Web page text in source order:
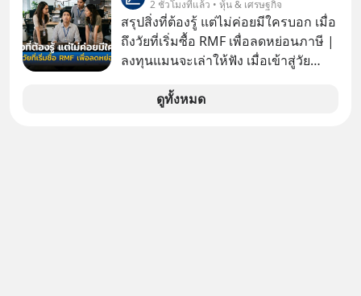
ผลาญทรัพยากรมหาศาล วันนี้เราจะมา
กะเทาะเปลือกความลวงโลกนี้กัน ใครที่
คิดว่าอนาคตของมนุษยชาติอยู่บนดาว
ดวงอื่น เลือกฟังกันได้เลยนะครับ อย่า
Geek Forever’s Podcast ของผมกัน
2 ชั่วโมงที่แล้ว • หุ้น & เศรษฐกิจ
สรุปสิ่งที่ต้องรู้ แต่ไม่ค่อยมีใครบอก เมื่อ
ถึงวัยที่เริ่มซื้อ RMF เพื่อลดหย่อนภาษี |
ลงทุนแมนจะเล่าให้ฟัง เมื่อเข้าสู่วัย
ดูทั้งหมด